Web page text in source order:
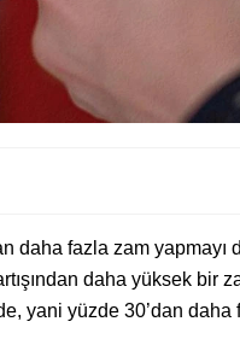
daha fazla zam yapmayı
daha yüksek bir
yani yüzde 30’dan daha